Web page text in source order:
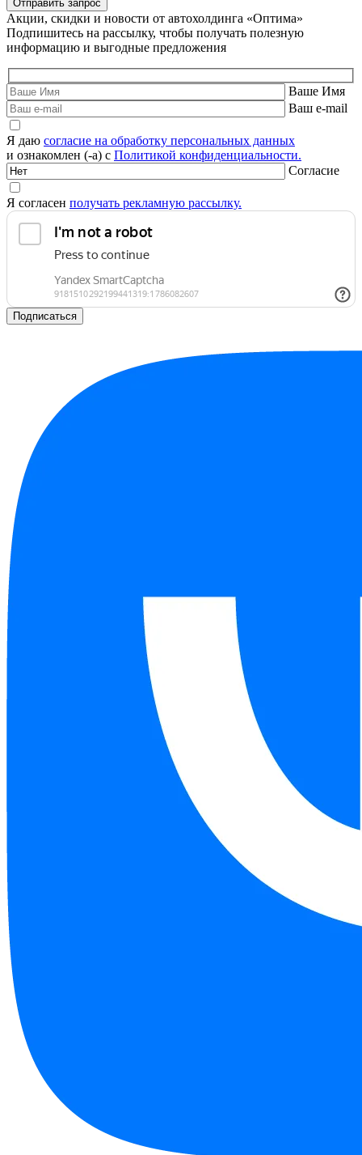
Акции, скидки и новости от автохолдинга «Оптима»
Подпишитесь на рассылку, чтобы получать полезную
информацию и выгодные предложения
Ваше Имя
Ваш e-mail
Я даю согласие на обработку персональных данных
и ознакомлен (-а) с Политикой конфиденциальности.
Согласие
Я согласен получать рекламную рассылку.